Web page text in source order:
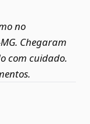
no
Chegaram
com cuidado.